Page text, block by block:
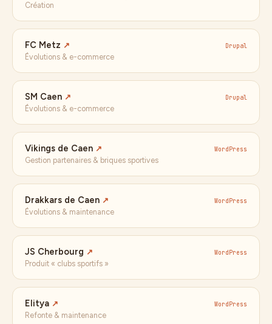
Création
FC Metz ↗ Drupal
Évolutions & e-commerce
SM Caen ↗ Drupal
Évolutions & e-commerce
Vikings de Caen ↗ WordPress
Gestion partenaires & briques sportives
Drakkars de Caen ↗ WordPress
Évolutions & maintenance
JS Cherbourg ↗ WordPress
Produit « clubs sportifs »
Elitya ↗ WordPress
Refonte & maintenance